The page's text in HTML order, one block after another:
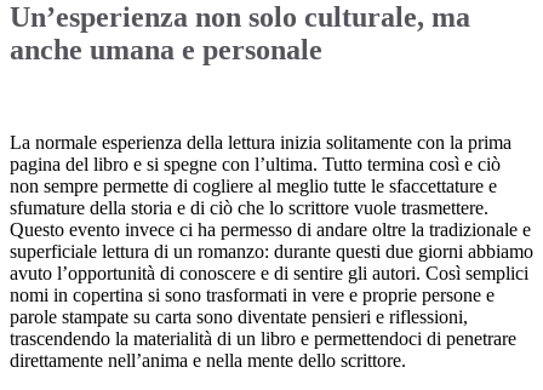
Un’esperienza non solo culturale, ma
anche umana e personale
La normale esperienza della lettura inizia solitamente con la prima
pagina del libro e si spegne con l’ultima. Tutto termina così e ciò
non sempre permette di cogliere al meglio tutte le sfaccettature e
sfumature della storia e di ciò che lo scrittore vuole trasmettere.
Questo evento invece ci ha permesso di andare oltre la tradizionale e
superficiale lettura di un romanzo: durante questi due giorni abbiamo
avuto l’opportunità di conoscere e di sentire gli autori. Così semplici
nomi in copertina si sono trasformati in vere e proprie persone e
parole stampate su carta sono diventate pensieri e riflessioni,
trascendendo la materialità di un libro e permettendoci di penetrare
direttamente nell’anima e nella mente dello scrittore.